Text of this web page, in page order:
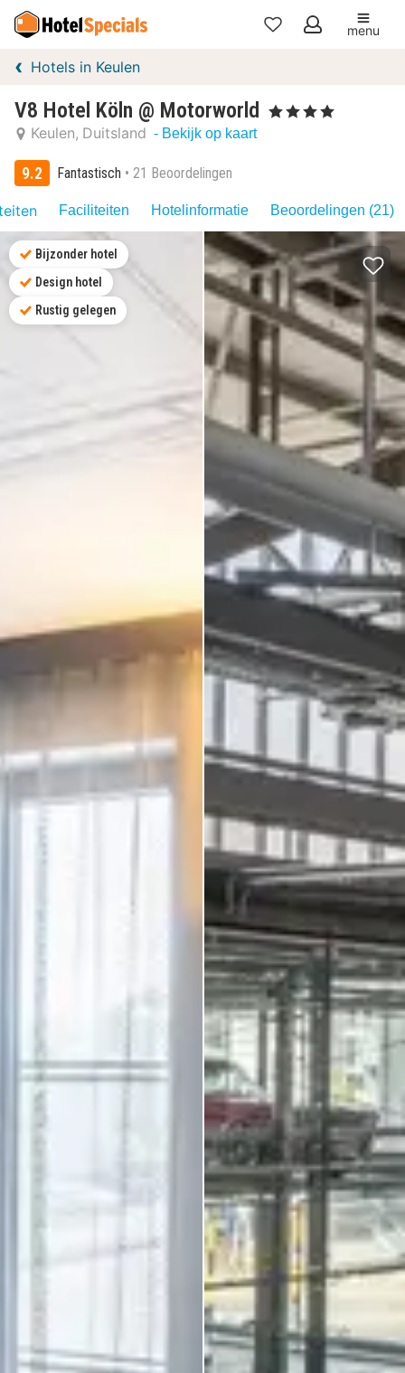
Mijn
menu
Hotels in Keulen
V8 Hotel Köln @ Motorworld , 4 Sterren
Keulen Duitsland - Bekijk op kaart
9.2 Fantastisch 21 Beoordelingen
Faciliteiten Hotelinformatie Beoordelingen (21)
Bijzonder hotel
Design hotel
Rustig gelegen